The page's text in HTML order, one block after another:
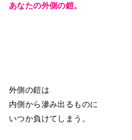
あなたの外側の鎧。
外側の鎧は
内側から滲み出るものに
いつか負けてしまう。